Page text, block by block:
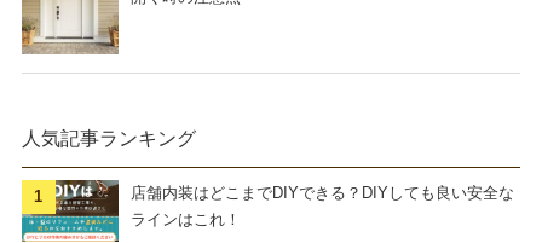
人気記事ランキング
店舗内装はどこまでDIYできる？DIYしても良い安全な
ラインはこれ！